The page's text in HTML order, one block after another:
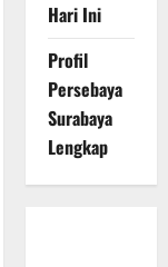
Hari Ini
Profil
Persebaya
Surabaya
Lengkap